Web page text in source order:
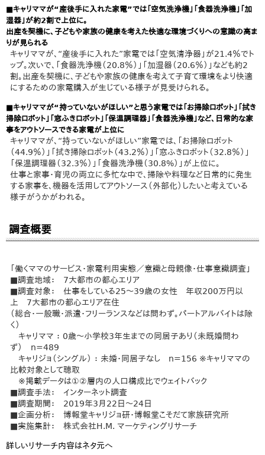
■キャリママが“産後手に入れた家電”では「空気洗浄機」「食器洗浄機」「加
湿器」が約2割で上位に。
出産を契機に、子どもや家族の健康を考えた快適な環境づくりへの意識の高ま
りが見られる
キャリママが、“産後手に入れた”家電では「空気清浄器」が21.4％でト
ップ。次いで、「食器洗浄機（20.8％）」「加湿器（20.6％）」なども約2
割。出産を契機に、子どもや家族の健康を考えて子育て環境をより快適
にするための家電購入が生じている様子が見受けられる。
■キャリママが“持っていないがほしい”と思う家電では「お掃除ロボット」「拭き
掃除ロボット」「窓ふきロボット」「保温調理器」「食器洗浄機」など、日常的な家
事をアウトソースできる家電が上位に
キャリママが、“持っていないがほしい”家電では、「お掃除ロボット
（44.9％）」「拭き掃除ロボット（43.2％）」「窓ふきロボット（32.8％）」
「保温調理器（32.3％）」「食器洗浄機（30.8%）」が上位に。
仕事と家事・育児の両立に多忙な中で、掃除や料理など日常的に発生
する家事を、機器を活用してアウトソース（外部化）したいと考えている
様子がうかがわれる。
調査概要
「働くママのサービス・家電利用実態／意識と母親像・仕事意識調査」
■調査地域： 7大都市の都心エリア
■調査対象： 仕事をしている25～39歳の女性 年収200万円以
上 7大都市の都心エリア在住
（総合・一般職・派遣・フリーランスなどは問わず。パートアルバイトは除
く）
キャリママ ： 0歳～小学校3年生までの同居子あり（未既婚問わ
ず） n=489
キャリジョ（シングル） ： 未婚・同居子なし n=156 ※キャリママの
比較対象として聴取
※掲載データは①②層内の人口構成比でウェイトバック
■調査手法： インターネット調査
■調査期間： 2019年3月22日～24日
■企画分析： 博報堂キャリジョ研・博報堂こそだて家族研究所
■実施集計： 株式会社H.M. マーケティングリサーチ
詳しいリサーチ内容はネタ元へ